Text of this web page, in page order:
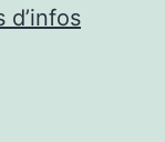
d’infos